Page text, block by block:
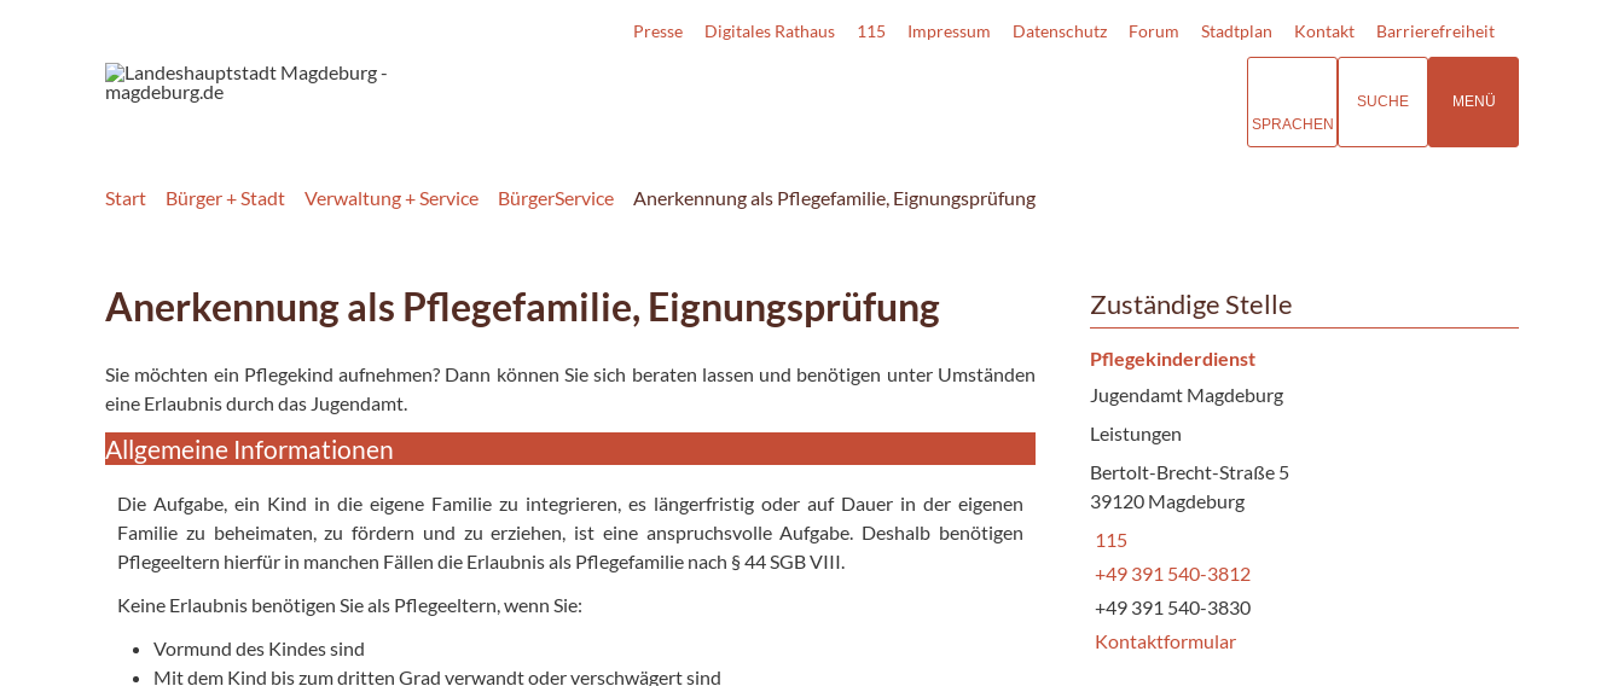
Presse Digitales Rathaus 115 Impressum Datenschutz Forum Stadtplan Kontakt Barrierefreiheit
SPRACHEN
SUCHE MENÜ
Start Bürger + Stadt Verwaltung + Service BürgerService Anerkennung als Pflegefamilie, Eignungsprüfung
Anerkennung als Pflegefamilie, Eignungsprüfung
Sie möchten ein Pflegekind aufnehmen? Dann können Sie sich beraten lassen und benötigen unter Umständen
eine Erlaubnis durch das Jugendamt.
Allgemeine Informationen
Die Aufgabe, ein Kind in die eigene Familie zu integrieren, es längerfristig oder auf Dauer in der eigenen
Familie zu beheimaten, zu fördern und zu erziehen, ist eine anspruchsvolle Aufgabe. Deshalb benötigen
Pflegeeltern hierfür in manchen Fällen die Erlaubnis als Pflegefamilie nach § 44 SGB VIII.
Keine Erlaubnis benötigen Sie als Pflegeeltern, wenn Sie:
Vormund des Kindes sind
Mit dem Kind bis zum dritten Grad verwandt oder verschwägert sind
Zuständige Stelle
Pflegekinderdienst
Jugendamt Magdeburg
Leistungen
Bertolt-Brecht-Straße 5
39120 Magdeburg
115
+49 391 540-3812
+49 391 540-3830
Kontaktformular